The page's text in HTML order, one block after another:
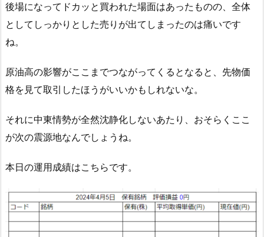
後場になってドカッと買われた場面はあったものの、全体
としてしっかりとした売りが出てしまったのは痛いです
ね。
原油高の影響がここまでつながってくるとなると、先物価
格を見て取引したほうがいいかもしれないな。
それに中東情勢が全然沈静化しないあたり、おそらくここ
が次の震源地なんでしょうね。
本日の運用成績はこちらです。